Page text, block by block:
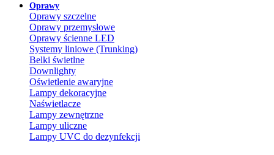
Oprawy
Oprawy szczelne
Oprawy przemysłowe
Oprawy ścienne LED
Systemy liniowe (Trunking)
Belki świetlne
Downlighty
Oświetlenie awaryjne
Lampy dekoracyjne
Naświetlacze
Lampy zewnętrzne
Lampy uliczne
Lampy UVC do dezynfekcji